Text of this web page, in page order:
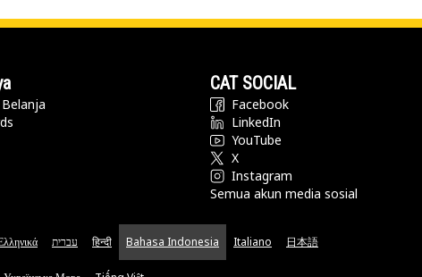
CAT SOCIAL
Facebook
LinkedIn
YouTube
X
Instagram
Semua akun media sosial
עברית हिन्दी Bahasa Indonesia Italiano 日本語